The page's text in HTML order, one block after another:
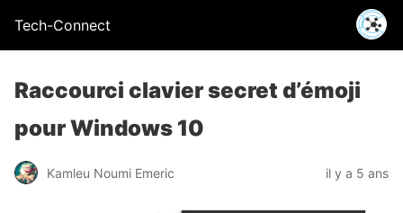
Tech-Connect
Raccourci clavier secret d’émoji
pour Windows 10
Kamleu Noumi Emeric il y a 5 ans